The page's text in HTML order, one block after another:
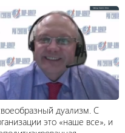
дуализм. С
это «наше все», и